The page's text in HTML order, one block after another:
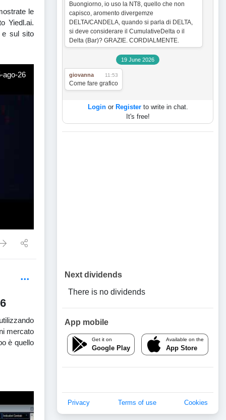
le
Yiedl.ai.
e sul sito
ago-26
migliori/peggiori Crypto per la Settimana -5-ago-26
mercato
è quello
Buongiorno, io uso la NT8, quello che non
capisco, aromento divergemze
DELTA/CANDELA, quando si parla di DELTA,
si deve considerare il CumulativeDelta o il
Delta (Bar)? GRAZIE. CORDIALMENTE.
19 June 2026
giovanna 11:53
Come fare grafico
Loginor Registerto write in chat.
It's free!
Next dividends
There is no dividends
App mobile
Get it on
Google Play
Available on the
App Store
Privacy Terms of use Cookies